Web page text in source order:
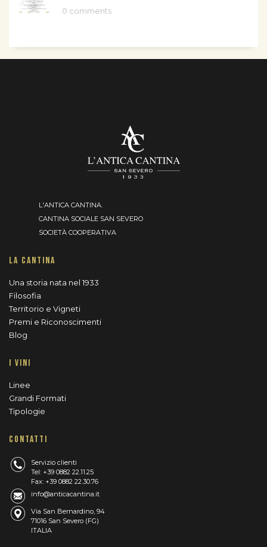
0 comments
L'ANTICA CANTINA.
CANTINA SOCIALE SAN SEVERO
SOCIETÀ COOPERATIVA
LA CANTINA
Una storia nata nel 1933
Filosofia
Territorio e Vigneti
Premi e Riconoscimenti
Blog
I VINI
Linee
Grandi Formati
Tipologie
CONTATTI
Servizio clienti
Tel: +39 0882 22.11.25
Fax: +39 0882 22.30.76
info@anticacantina.it
Via San Bernardino, 94
71016 San Severo (FG)
ITALIA